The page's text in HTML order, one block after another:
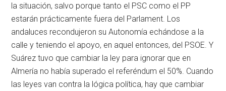
la situación, salvo porque tanto el PSC como el PP
estarán prácticamente fuera del Parlament. Los
andaluces recondujeron su Autonomía echándose a la
calle y teniendo el apoyo, en aquel entonces, del PSOE. Y
Suárez tuvo que cambiar la ley para ignorar que en
Almería no había superado el referéndum el 50%. Cuando
las leyes van contra la lógica política, hay que cambiar